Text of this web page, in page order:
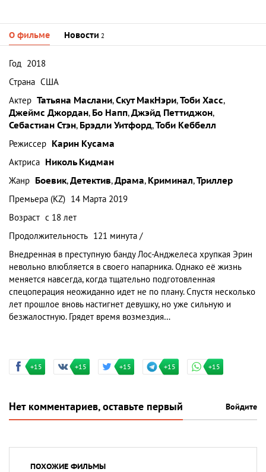
О фильме Новости 2
Год 2018
Страна США
Актер Татьяна Маслани,Скут МакНэри,Тоби Хасс,
Джеймс Джордан, Бо Напп,Джэйд Петтиджон,
Себастиан Стэн, Брэдли Уитфорд,Тоби Кеббелл
Режиссер Карин Кусама
Актриса Николь Кидман
Жанр Боевик,Детектив,Драма, Криминал,Триллер
Премьера (KZ) 14 Марта 2019
Возраст с 18 лет
Продолжительность 121 минута /
Внедренная в преступную банду Лос-Анджелеса хрупкая Эрин
невольно влюбляется в своего напарника. Однако её жизнь
меняется навсегда, когда тщательно подготовленная
спецоперация неожиданно идет не по плану. Спустя несколько
лет прошлое вновь настигнет девушку, но уже сильную и
безжалостную. Грядет время возмездия…
+15 +15 +15 +15 +15
Нет комментариев, оставьте первый Войдите
ПОХОЖИЕ ФИЛЬМЫ